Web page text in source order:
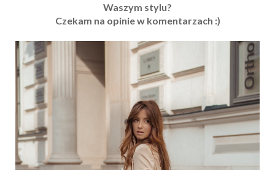
Waszym stylu?
Czekam na opinie w komentarzach :)